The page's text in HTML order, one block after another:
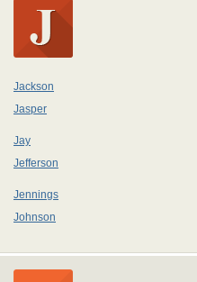
Jackson
Jasper
Jay
Jefferson
Jennings
Johnson